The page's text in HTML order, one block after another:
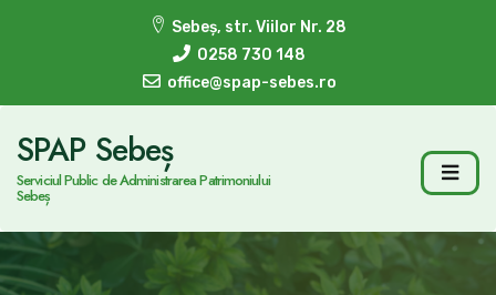
Sebeș, str. Viilor Nr. 28
0258 730 148
office@spap-sebes.ro
SPAP Sebeș
Serviciul Public de Administrarea Patrimoniului
Sebeș